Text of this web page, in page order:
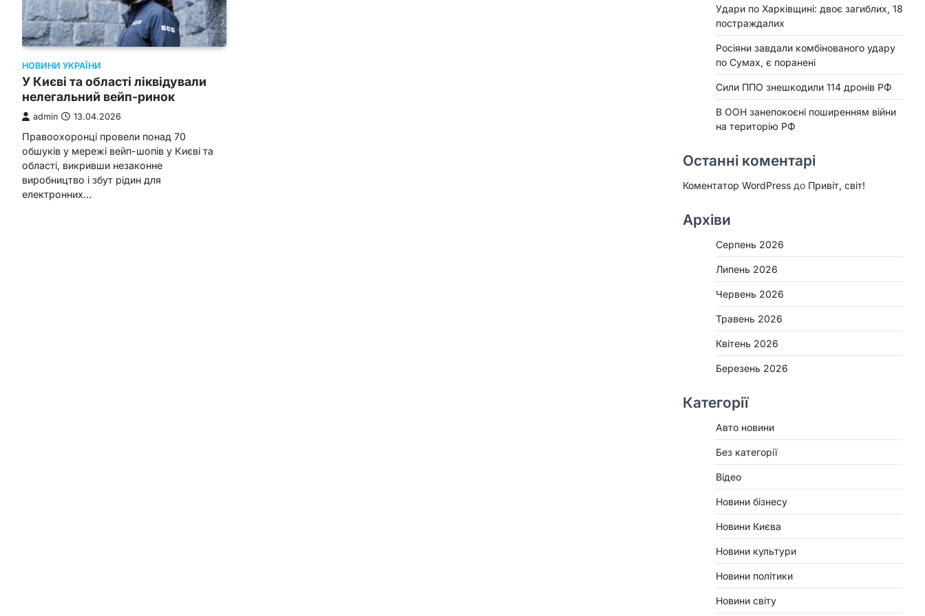
НОВИНИ УКРАЇНИ
У Києві та області ліквідували
нелегальний вейп-ринок
admin 13.04.2026
Правоохоронці провели понад 70
обшуків у мережі вейп-шопів у Києві та
області, викривши незаконне
виробництво і збут рідин для
електронних…
Удари по Харківщині: двоє загиблих, 18
постраждалих
Росіяни завдали комбінованого удару
по Сумах, є поранені
Сили ППО знешкодили 114 дронів РФ
В ООН занепокоєні поширенням війни
на територію РФ
Останні коментарі
Коментатор WordPress до Привіт, світ!
Архіви
Серпень 2026
Липень 2026
Червень 2026
Травень 2026
Квітень 2026
Березень 2026
Категорії
Авто новини
Без категорії
Відео
Новини бізнесу
Новини Києва
Новини культури
Новини політики
Новини світу